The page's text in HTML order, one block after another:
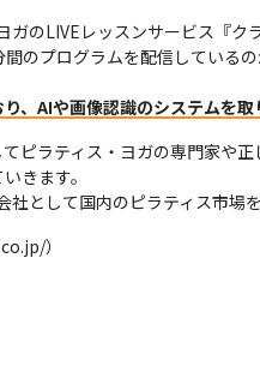
のLIVEレッスンサービス『ク
のプログラムを配信している
、AIや画像認識のシステムを
ピラティス・ヨガの専門家や
きます。
として国内のピラティス市場
）